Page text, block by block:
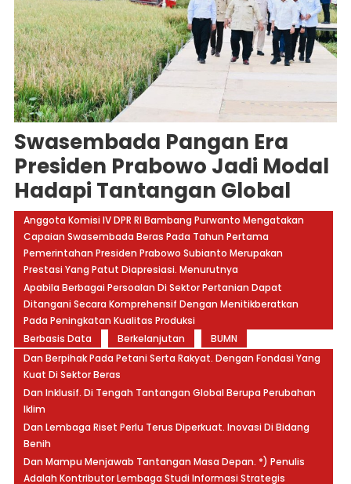
Swasembada Pangan Era
Presiden Prabowo Jadi Modal
Hadapi Tantangan Global
Anggota Komisi IV DPR RI Bambang Purwanto Mengatakan
Capaian Swasembada Beras Pada Tahun Pertama
Pemerintahan Presiden Prabowo Subianto Merupakan
Prestasi Yang Patut Diapresiasi. Menurutnya
Apabila Berbagai Persoalan Di Sektor Pertanian Dapat
Ditangani Secara Komprehensif Dengan Menitikberatkan
Pada Peningkatan Kualitas Produksi
Berbasis Data
Berkelanjutan
BUMN
Dan Berpihak Pada Petani Serta Rakyat. Dengan Fondasi Yang
Kuat Di Sektor Beras
Dan Inklusif. Di Tengah Tantangan Global Berupa Perubahan
Iklim
Dan Lembaga Riset Perlu Terus Diperkuat. Inovasi Di Bidang
Benih
Dan Mampu Menjawab Tantangan Masa Depan. *) Penulis
Adalah Kontributor Lembaga Studi Informasi Strategis